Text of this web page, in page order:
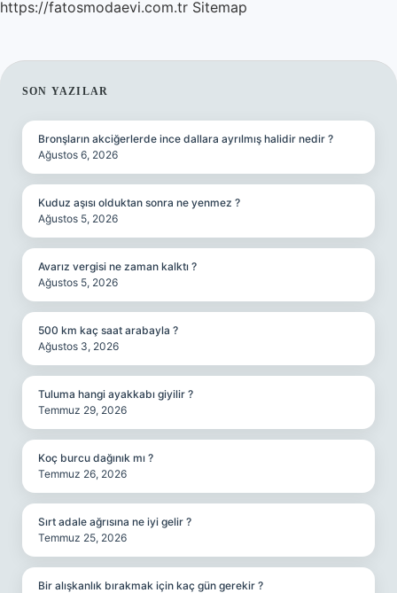
https://fatosmodaevi.com.tr Sitemap
SIDEBAR
SON YAZILAR
Bronşların akciğerlerde ince dallara ayrılmış halidir nedir ?
Ağustos 6, 2026
Kuduz aşısı olduktan sonra ne yenmez ?
Ağustos 5, 2026
Avarız vergisi ne zaman kalktı ?
Ağustos 5, 2026
500 km kaç saat arabayla ?
Ağustos 3, 2026
Tuluma hangi ayakkabı giyilir ?
Temmuz 29, 2026
Koç burcu dağınık mı ?
Temmuz 26, 2026
Sırt adale ağrısına ne iyi gelir ?
Temmuz 25, 2026
Bir alışkanlık bırakmak için kaç gün gerekir ?